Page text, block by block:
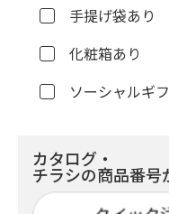
手提げ袋あり
化粧箱あり
ソーシャルギ
カタログ・
チラシの商品番号